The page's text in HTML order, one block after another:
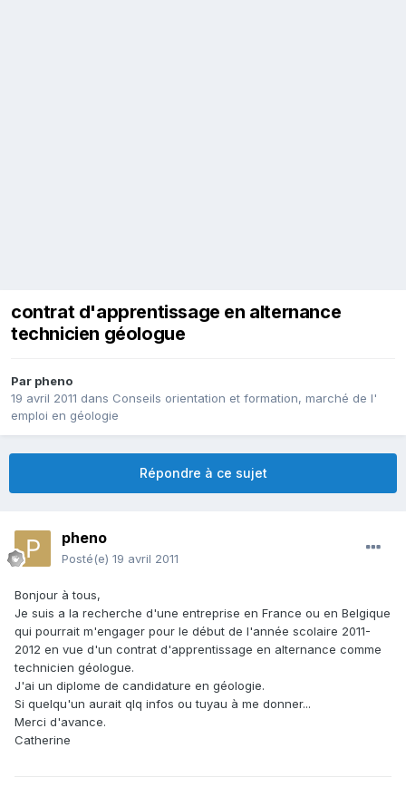
contrat d'apprentissage en alternance
technicien géologue
Par pheno
19 avril 2011 dans Conseils orientation et formation, marché de l'
emploi en géologie
Répondre à ce sujet
pheno
Posté(e) 19 avril 2011
Bonjour à tous,
Je suis a la recherche d'une entreprise en France ou en Belgique
qui pourrait m'engager pour le début de l'année scolaire 2011-
2012 en vue d'un contrat d'apprentissage en alternance comme
technicien géologue.
J'ai un diplome de candidature en géologie.
Si quelqu'un aurait qlq infos ou tuyau à me donner...
Merci d'avance.
Catherine